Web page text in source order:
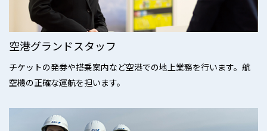
空港グランドスタッフ
チケットの発券や搭乗案内など空港での地上業務を行います。航
空機の正確な運航を担います。